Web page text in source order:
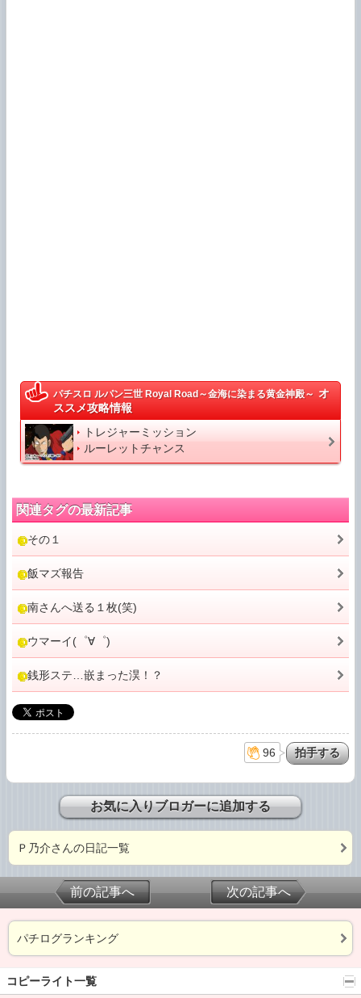
パチスロ ルパン三世 Royal Road～金海に染まる黄金神殿～ オ
ススメ攻略情報
トレジャーミッション
ルーレットチャンス
関連タグの最新記事
その１
飯マズ報告
南さんへ送る１枚(笑)
ウマーイ(゜∀゜)
銭形ステ…嵌まった淏！？
96
お気に入りブロガーに追加する
Ｐ乃介さんの日記一覧
前の記事へ 次の記事へ
パチログランキング
コピーライト一覧